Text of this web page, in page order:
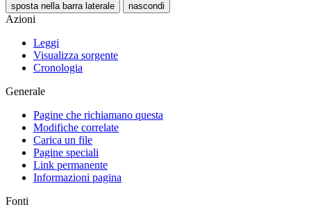
sposta nella barra laterale nascondi
Azioni
Leggi
Visualizza sorgente
Cronologia
Generale
Pagine che richiamano questa
Modifiche correlate
Carica un file
Pagine speciali
Link permanente
Informazioni pagina
Fonti